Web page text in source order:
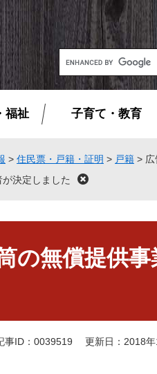
G
o
o
カ
ス
検
福祉 子育て・教育
> 住民票・戸籍・証明 > 戸籍 >
決定しました
閉
の無償提供
事ID：0039519 更新日：2018